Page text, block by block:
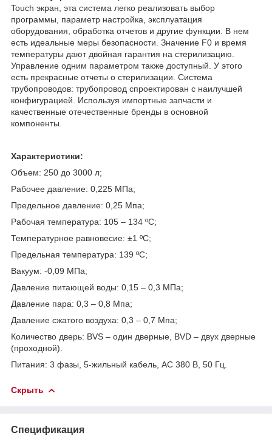
Touch экран, эта система легко реализовать выбор
программы, параметр настройка, эксплуатация
оборудования, обработка отчетов и другие функции. В нем
есть идеальные меры безопасности. Значение F0 и время
температуры дают двойная гарантия на стерилизацию.
Управление одним параметром также доступный. У этого
есть прекрасные отчеты о стерилизации. Система
трубопроводов: трубопровод спроектирован с наилучшей
конфигурацией. Используя импортные запчасти и
качественные отечественные бренды в основной
компоненты.
Характеристики:
Объем: 250 до 3000 л;
Рабочее давление: 0,225 MПa;
Предельное давление: 0,25 Mпa;
Рабочая температура: 105 – 134 ºC;
Температурное равновесие: ±1 ºC;
Предельная температура: 139 ºC;
Вакуум: -0,09 MПa;
Давление питающей воды: 0,15 – 0,3 MПa;
Давление пара: 0,3 – 0,8 Mпa;
Давление сжатого воздуха: 0,3 – 0,7 Mпa;
Количество дверь: BVS – один дверные, BVD – двух дверные
(проходной).
Питания: 3 фазы, 5-жильный кабель, AC 380 В, 50 Гц.
Скрыть
Спецификация